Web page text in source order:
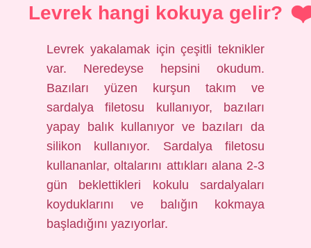
Levrek hangi kokuya gelir?
Levrek yakalamak için çeşitli teknikler
var. Neredeyse hepsini okudum.
Bazıları yüzen kurşun takım ve
sardalya filetosu kullanıyor, bazıları
yapay balık kullanıyor ve bazıları da
silikon kullanıyor. Sardalya filetosu
kullananlar, oltalarını attıkları alana 2-3
gün beklettikleri kokulu sardalyaları
koyduklarını ve balığın kokmaya
başladığını yazıyorlar.